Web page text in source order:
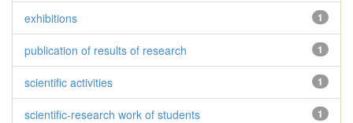
1
exhibitions
1
publication of results of research
1
scientific activities
1
scientific-research work of students